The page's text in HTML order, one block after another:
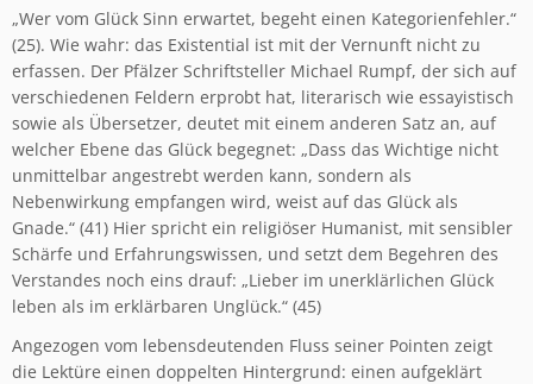
„Wer vom Glück Sinn erwartet, begeht einen Kategorienfehler.“
(25). Wie wahr: das Existential ist mit der Vernunft nicht zu
erfassen. Der Pfälzer Schriftsteller Michael Rumpf, der sich auf
verschiedenen Feldern erprobt hat, literarisch wie essayistisch
sowie als Übersetzer, deutet mit einem anderen Satz an, auf
welcher Ebene das Glück begegnet: „Dass das Wichtige nicht
unmittelbar angestrebt werden kann, sondern als
Nebenwirkung empfangen wird, weist auf das Glück als
Gnade.“ (41) Hier spricht ein religiöser Humanist, mit sensibler
Schärfe und Erfahrungswissen, und setzt dem Begehren des
Verstandes noch eins drauf: „Lieber im unerklärlichen Glück
leben als im erklärbaren Unglück.“ (45)
Angezogen vom lebensdeutenden Fluss seiner Pointen zeigt
die Lektüre einen doppelten Hintergrund: einen aufgeklärt